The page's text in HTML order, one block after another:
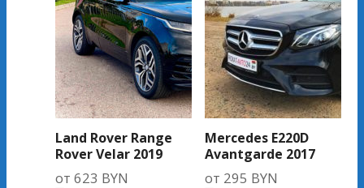
Land Rover Range
Rover Velar 2019
от 623 BYN
Mercedes E220D
Avantgarde 2017
от 295 BYN